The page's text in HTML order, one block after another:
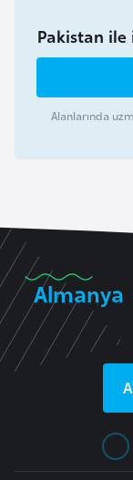
Pakistan
Alanlarında
Almanya
n
e
i
s
a